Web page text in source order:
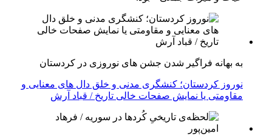
به بهانه فراگیر شدن جشن های نوروزی در کردستان
نوروز کردستان؛ کنشگری مدنی و خلق دال های معنایی و
مقاومتی یا نمایش صفحات خالی تاریخ / قباد آرش